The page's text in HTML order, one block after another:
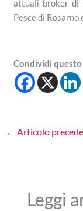
attuali broker di
Pesce di Rosarno
Condividi
← Articolo
Leggi